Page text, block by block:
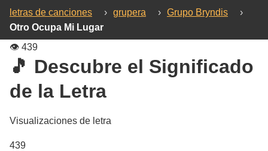
letras de canciones › grupera › Grupo Bryndis
›
Otro Ocupa Mi Lugar
👁️ 439
🎵 Descubre el Significado
de la Letra
Visualizaciones de letra
439